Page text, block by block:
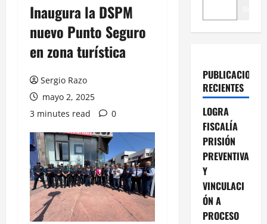
Inaugura la DSPM
nuevo Punto Seguro
en zona turística
Sergio Razo
mayo 2, 2025
3 minutes read
0
PUBLICACIONES
RECIENTES
LOGRA
FISCALÍA
PRISIÓN
PREVENTIVA
Y
VINCULACI
ÓN A
PROCESO